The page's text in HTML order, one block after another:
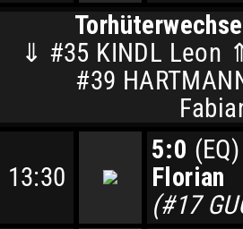
⇓ #35 KINDL Leon
#39
13:30
5:0 (EQ)
Florian
(#17